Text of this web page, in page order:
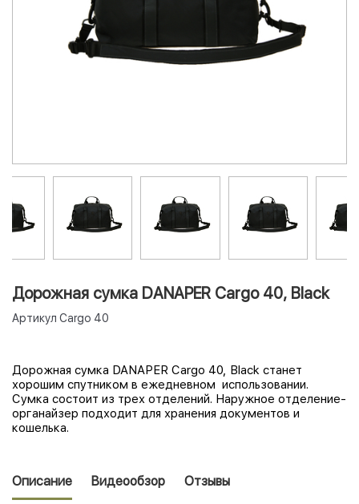
Дорожная сумка DANAPER Cargo 40, Black
Артикул Cargo 40
Дорожная сумка DANAPER Cargo 40, Black станет
хорошим спутником в ежедневном использовании.
Сумка состоит из трех отделений. Наружное отделение-
органайзер подходит для хранения документов и
кошелька.
Описание Видеообзор Отзывы